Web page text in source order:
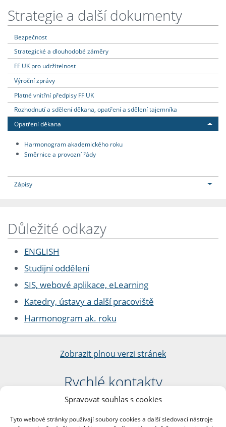
Spravovat souhlas s cookies
Tyto webové stránky používají soubory cookies a další sledovací nástroje
Strategie a další dokumenty
Bezpečnost
Strategické a dlouhodobé záměry
FF UK pro udržitelnost
Výroční zprávy
Platné vnitřní předpisy FF UK
Rozhodnutí a sdělení děkana, opatření a sdělení tajemníka
Opatření děkana
Harmonogram akademického roku
Směrnice a provozní řády
Zápisy
Důležité odkazy
ENGLISH
Studijní oddělení
SIS, webové aplikace, eLearning
Katedry, ústavy a další pracoviště
Harmonogram ak. roku
Zobrazit plnou verzi stránek
Rychlé kontakty
Filozofická fakulta
nám. Jana Palacha 1/2